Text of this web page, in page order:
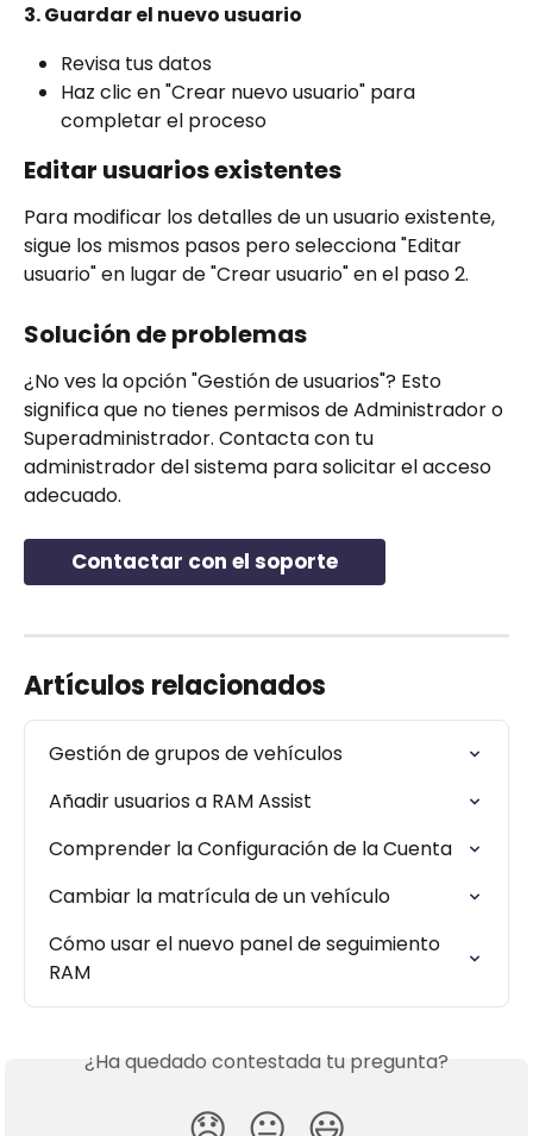
3. Guardar el nuevo usuario
Revisa tus datos
Haz clic en "Crear nuevo usuario" para
completar el proceso
Editar usuarios existentes
Para modificar los detalles de un usuario existente,
sigue los mismos pasos pero selecciona "Editar
usuario" en lugar de "Crear usuario" en el paso 2.
Solución de problemas
¿No ves la opción "Gestión de usuarios"? Esto
significa que no tienes permisos de Administrador o
Superadministrador. Contacta con tu
administrador del sistema para solicitar el acceso
adecuado.
Contactar con el soporte
Artículos relacionados
Gestión de grupos de vehículos
Añadir usuarios a RAM Assist
Comprender la Configuración de la Cuenta
Cambiar la matrícula de un vehículo
Cómo usar el nuevo panel de seguimiento
RAM
¿Ha quedado contestada tu pregunta?